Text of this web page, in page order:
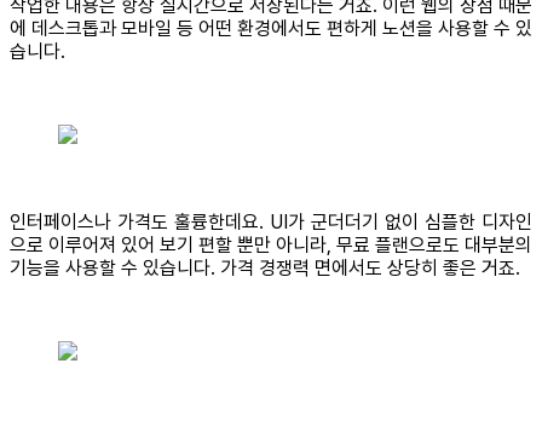
작업한 내용은 항상 실시간으로 저장된다는 거죠. 이런 웹의 장점 때문
에 데스크톱과 모바일 등 어떤 환경에서도 편하게 노션을 사용할 수 있
습니다.
인터페이스나 가격도 훌륭한데요. UI가 군더더기 없이 심플한 디자인
으로 이루어져 있어 보기 편할 뿐만 아니라, 무료 플랜으로도 대부분의
기능을 사용할 수 있습니다. 가격 경쟁력 면에서도 상당히 좋은 거죠.